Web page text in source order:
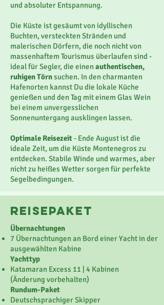
und absoluter Entspannung.
Die Küste ist gesäumt von idyllischen
Buchten, versteckten Stränden und
malerischen Dörfern, die noch nicht von
massenhaftem Tourismus überlaufen sind -
ideal für Segler, die einenauthentischen,
ruhigen Törnsuchen. In den charmanten
Hafenorten kannst Du die lokale Küche
genießen und den Tag mit einem Glas Wein
bei einem unvergesslichen
Sonnenuntergang ausklingen lassen.
Optimale Reisezeit- Ende August ist die
ideale Zeit, um die Küste Montenegros zu
entdecken. Stabile Winde und warmes, aber
nicht zu heißes Wetter sorgen für perfekte
Segelbedingungen.
reisepaket
Übernachtungen
7 Übernachtungen an Bord einer Yacht in der
ausgewählten Kabine
Yachttyp
Katamaran Excess 11 | 4 Kabinen
(Änderung vorbehalten)
Rundum-Paket
Deutschsprachiger Skipper